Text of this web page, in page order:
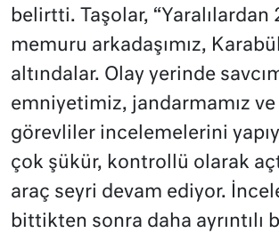
belirtti. Taşolar, “Yaralılardan
memuru arkadaşımız,
altındalar. Olay yerinde
emniyetimiz, jandarmamız
görevliler incelemelerini
çok şükür, kontrollü olarak
araç seyri devam ediyor.
bittikten sonra daha ayrıntılı